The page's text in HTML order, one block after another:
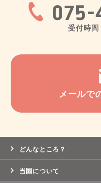
075-
受付時
メールで
どんなところ？
当園について